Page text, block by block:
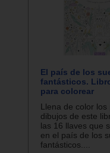
El país de los
fantásticos.
para colorear
Llena de color los
dibujos de este
las 16 llaves que
en el país de los
fantásticos....